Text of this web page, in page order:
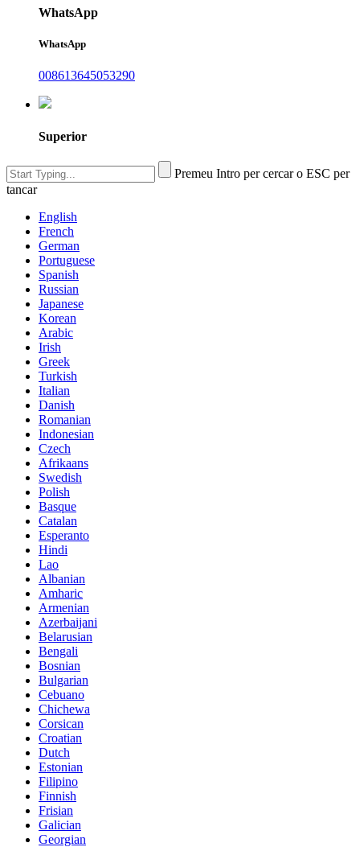
WhatsApp
WhatsApp
008613645053290
Superior
Premeu Intro per cercar o ESC per
tancar
English
French
German
Portuguese
Spanish
Russian
Japanese
Korean
Arabic
Irish
Greek
Turkish
Italian
Danish
Romanian
Indonesian
Czech
Afrikaans
Swedish
Polish
Basque
Catalan
Esperanto
Hindi
Lao
Albanian
Amharic
Armenian
Azerbaijani
Belarusian
Bengali
Bosnian
Bulgarian
Cebuano
Chichewa
Corsican
Croatian
Dutch
Estonian
Filipino
Finnish
Frisian
Galician
Georgian